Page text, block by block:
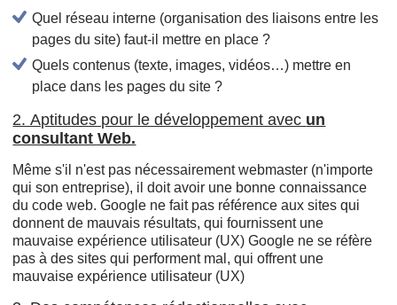
Quel réseau interne (organisation des liaisons entre les
pages du site) faut-il mettre en place ?
Quels contenus (texte, images, vidéos…) mettre en
place dans les pages du site ?
2. Aptitudes pour le développement avec un
consultant Web.
Même s'il n'est pas nécessairement webmaster (n'importe
qui son entreprise), il doit avoir une bonne connaissance
du code web. Google ne fait pas référence aux sites qui
donnent de mauvais résultats, qui fournissent une
mauvaise expérience utilisateur (UX) Google ne se réfère
pas à des sites qui performent mal, qui offrent une
mauvaise expérience utilisateur (UX)